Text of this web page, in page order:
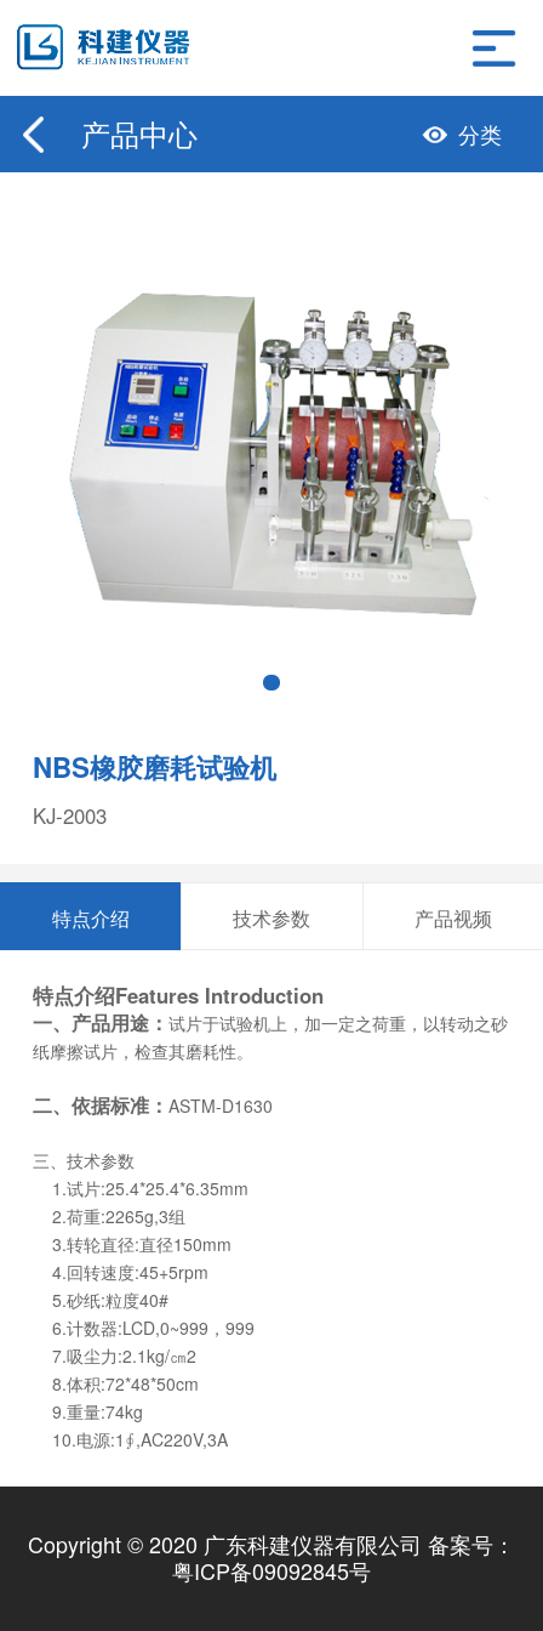
产品中心 分类
NBS橡胶磨耗试验机
KJ-2003
特点介绍 技术参数 产品视频
特点介绍Features Introduction
一、产品用途： 试片于试验机上，加一定之荷重，以转动之砂
纸摩擦试片，检查其磨耗性。
二、依据标准： ASTM-D1630
三、技术参数
1.试片:25.4*25.4*6.35mm
2.荷重:2265g,3组
3.转轮直径:直径150mm
4.回转速度:45+5rpm
5.砂纸:粒度40#
6.计数器:LCD,0~999，999
7.吸尘力:2.1kg/㎝2
8.体积:72*48*50cm
9.重量:74kg
10.电源:1∮,AC220V,3A
Copyright © 2020 广东科建仪器有限公司 备案号：
粤ICP备09092845号